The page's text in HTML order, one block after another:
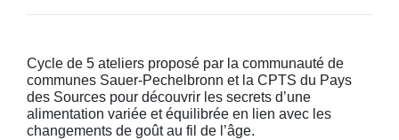
Cycle de 5 ateliers proposé par la communauté de
communes Sauer-Pechelbronn et la CPTS du Pays
des Sources pour découvrir les secrets d’une
alimentation variée et équilibrée en lien avec les
changements de goût au fil de l’âge.